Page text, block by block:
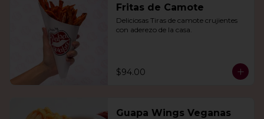
Fritas de Camote
Deliciosas Tiras de camote crujientes
con aderezo de la casa.
$94.00
Guapa Wings Veganas